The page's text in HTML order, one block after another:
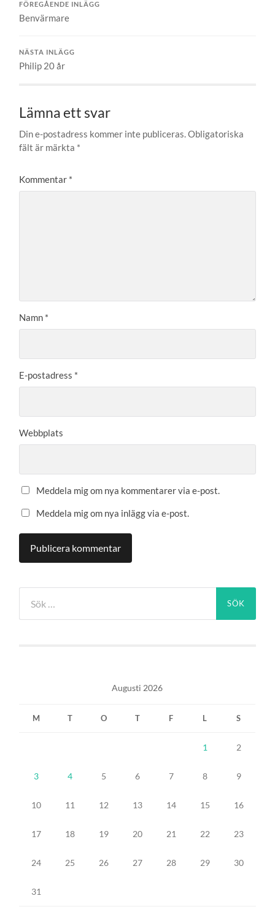
FÖREGÅENDE INLÄGG
Benvärmare
NÄSTA INLÄGG
Philip 20 år
Lämna ett svar
Din e-postadress kommer inte publiceras.Obligatoriska
fält är märkta *
Kommentar *
Namn *
E-postadress *
Webbplats
Meddela mig om nya kommentarer via e-post.
Meddela mig om nya inlägg via e-post.
efter:
Augusti 2026
M T O T F L S
1 2
3 4 5 6 7 8 9
10 11 12 13 14 15 16
17 18 19 20 21 22 23
24 25 26 27 28 29 30
31